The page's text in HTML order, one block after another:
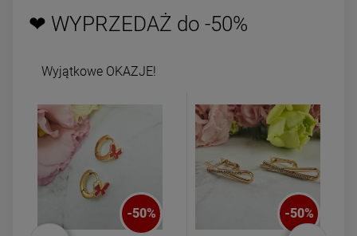
❤ WYPRZEDAŻ do -50%
Wyjątkowe OKAZJE!
-50% -50%